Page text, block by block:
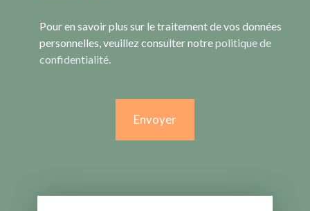
Pour en savoir plus sur le traitement de vos données
personnelles, veuillez consulter notrepolitique de
confidentialité
Envoyer